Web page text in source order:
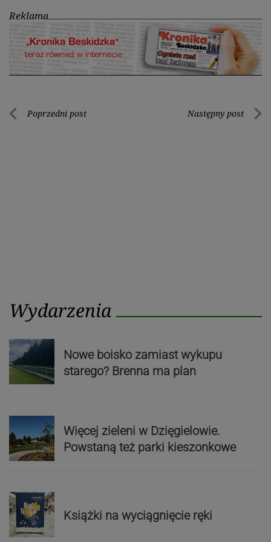
Reklama
Nawigacja
Poprzedni post Następny post
Wydarzenia
Nowe boisko zamiast wykupu
starego? Brenna ma plan
Więcej zieleni w Dzięgielowie.
Powstaną też parki kieszonkowe
Książki na wyciągnięcie ręki